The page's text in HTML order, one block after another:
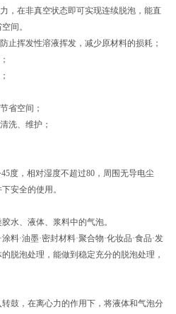
在非真空状态即可实现连续脱泡，能直
间。
挥发性溶液挥发，减少原材料的损耗；
省空间；
洗、维护；
，相对湿度不超过80，周围无导电尘
安全的使用。
、液体、浆料中的气泡。
料·油墨·密封材料·聚合物·化妆品·食品·发
脱泡处理，能做到稳定充分的脱泡处理，
，在离心力的作用下，将液体和气泡分